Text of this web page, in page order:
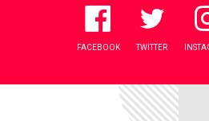
FACEBOOK TWITTER